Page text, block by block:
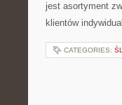
jest asortyment
klientów
CATEGORIES: